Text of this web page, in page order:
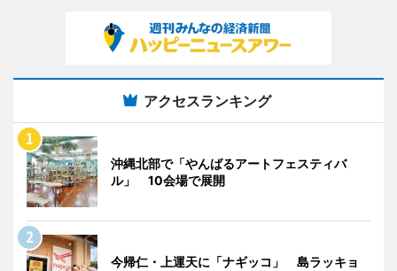
アクセスランキング
沖縄北部で「やんばるアートフェスティバ
ル」 10会場で展開
今帰仁・上運天に「ナギッコ」 島ラッキョ